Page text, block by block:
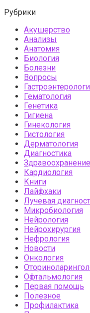
Рубрики
Акушерство
Анализы
Анатомия
Биология
Болезни
Вопросы
Гематология
Генетика
Гигиена
Гинекология
Гистология
Дерматология
Диагностика
Здравоохранение
Кардиология
Книги
Лайфхаки
Лучевая
Микробиология
Нейрология
Нейрохирургия
Нефрология
Новости
Онкология
Офтальмология
Первая помощь
Полезное
Профилактика